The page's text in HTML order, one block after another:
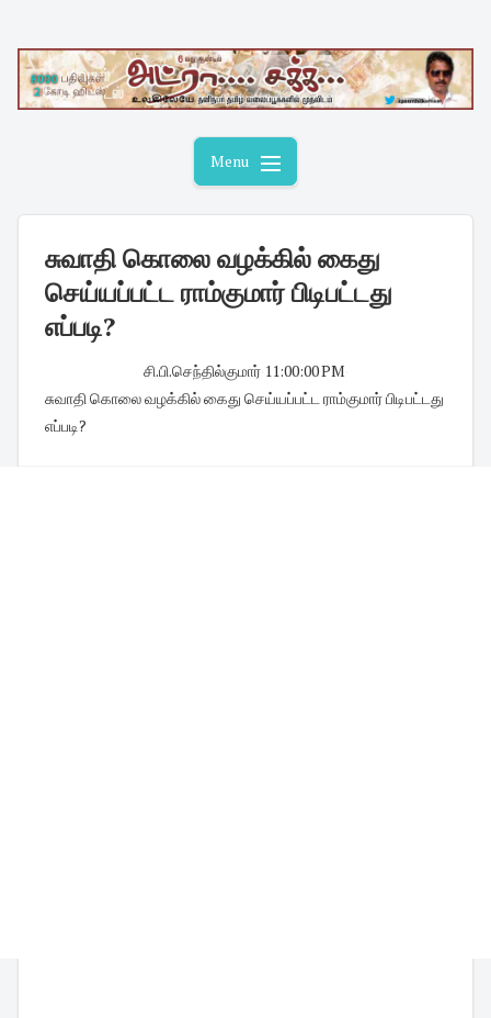
content
Menu
சுவாதி கொலை வழக்கில் கைது
செய்யப்பட்ட ராம்குமார் பிடிபட்டது
எப்படி?
சி.பி.செந்தில்குமார்· 11:00:00 PM
சுவாதி கொலை வழக்கில் கைது செய்யப்பட்ட ராம்குமார் பிடிபட்டது
எப்படி?